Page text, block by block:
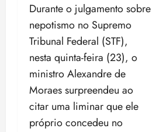
Durante o julgamento sobre
nepotismo no Supremo
Tribunal Federal (STF),
nesta quinta-feira (23), o
ministro Alexandre de
Moraes surpreendeu ao
citar uma liminar que ele
próprio concedeu no